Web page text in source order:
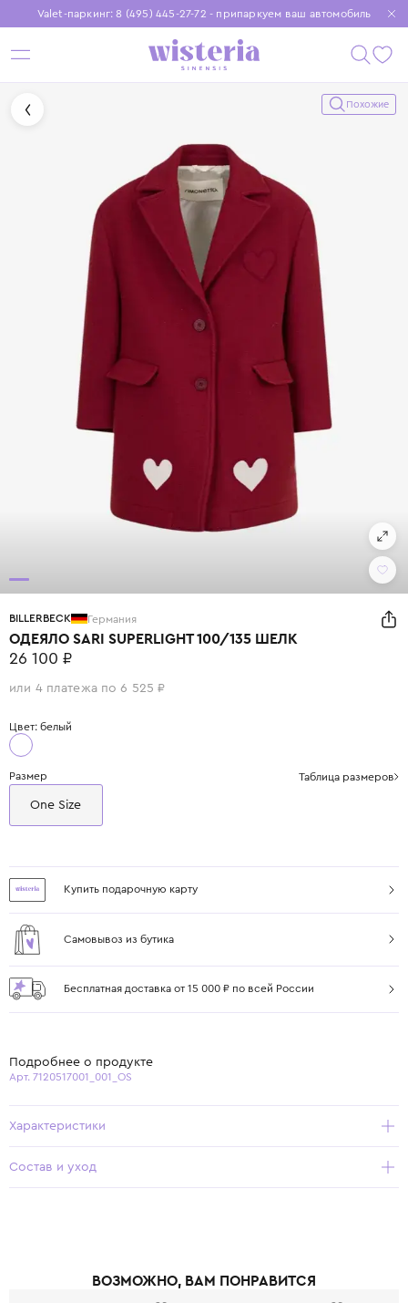
Valet-паркинг: 8 (495) 445-27-72 - припаркуем ваш автомобиль
Бесплатная доставка при заказе от 15 000 ₽
Установите приложение, чтобы покупки были еще удобнее
Похожие
BILLERBECK Германия
ОДЕЯЛО SARI SUPERLIGHT 100/135 ШЕЛК
26 100 ₽
или 4 платежа по 6 525 ₽
Цвет: белый
Размер Таблица размеров
One Size
Купить подарочную карту
Самовывоз из бутика
Бесплатная доставка от 15 000 ₽ по всей России
Подробнее о продукте
Арт. 7120517001_001_OS
Характеристики
Состав и уход
ВОЗМОЖНО, ВАМ ПОНРАВИТСЯ